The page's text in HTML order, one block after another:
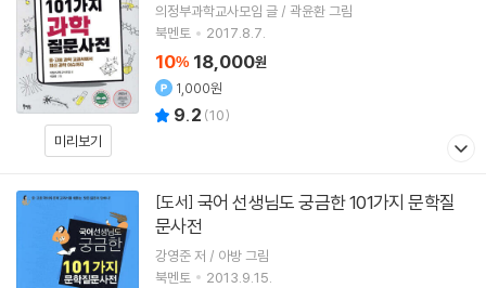
미리보기
의정부과학교사모임 글 / 곽윤환 그림
북멘토
2017.8.7.
10% 18,000원
1,000원
9.2 (10)
[도서]
문사전
강영준 저 / 아방 그림
북멘토
2013.9.15.